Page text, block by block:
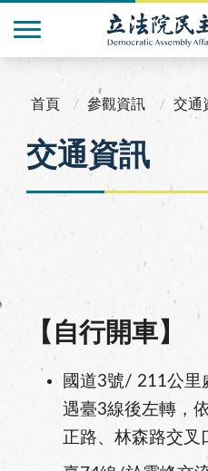
首頁 參觀資訊 交通
交通資訊
【自行開車】
國道3號/ 211公里
遇臺3線後左轉，
正路、林森路交叉